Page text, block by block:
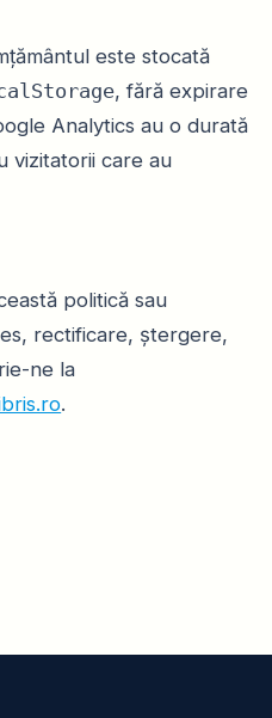
este stocată
, fără expirare
Analytics au o durată
vizitatorii care au
politică sau
rectificare, ștergere,
ne la
.